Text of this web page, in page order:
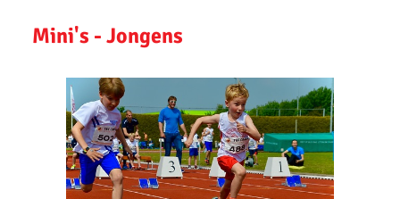
Goede oogst in Amsterdam voor AKU junioren
Pupillencompetitie bij AKU groot succes
Virtuele wedstrijd AKU junioren geslaagd!
AH Jos van den Berg kidsrun in winterse kou bij AKU
Mini's - Jongens